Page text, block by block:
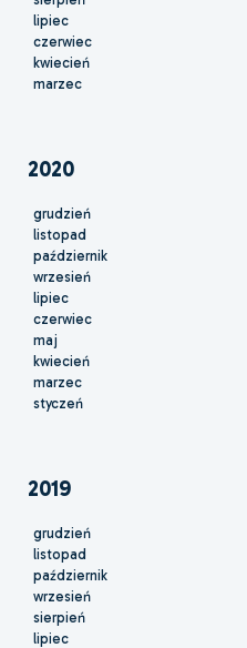
lipiec
czerwiec
kwiecień
marzec
2020
grudzień
listopad
październik
wrzesień
lipiec
czerwiec
maj
kwiecień
marzec
styczeń
2019
grudzień
listopad
październik
wrzesień
sierpień
lipiec